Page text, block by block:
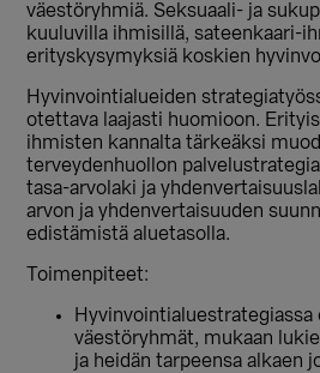
väestöryhmiä. Seksuaali- ja
kuuluvilla ihmisillä, sateenkaari-
erityskysymyksiä koskien
Hyvinvointialueiden
otettava laajasti huomioon.
ihmisten kannalta tärkeäksi
terveydenhuollon
tasa-arvolaki ja
arvon ja yhdenvertaisuuden
edistämistä aluetasolla.
Toimenpiteet:
Hyvinvointialuestrategiassa
väestöryhmät, mukaan
ja heidän tarpeensa alkaen